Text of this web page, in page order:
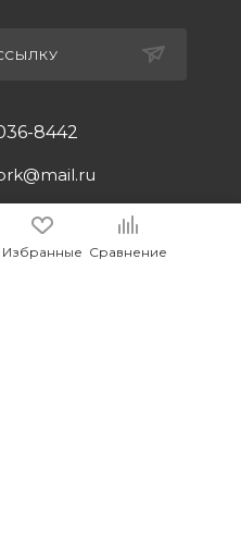
8442
Аль-Фараби 65
Избранные Сравнение